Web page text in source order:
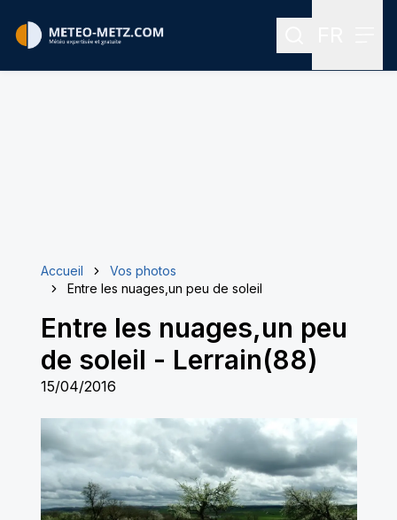
Rechercher
Accueil
Vos photos
Entre les nuages,un peu de soleil
Entre les nuages,un peu
de soleil - Lerrain(88)
15/04/2016